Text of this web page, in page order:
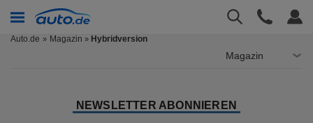
Auto.de Magazin » Hybridversion
Magazin
NEWSLETTER ABONNIEREN